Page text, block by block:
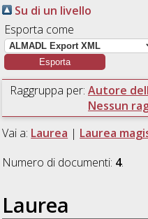
Su di un livello
Esporta come
Raggruppa per: Autore
Nessun
Vai a: Laurea | Laurea
Numero di documenti: 4.
Laurea